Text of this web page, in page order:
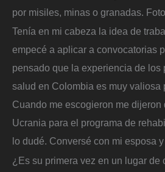
por misiles, minas o granadas.
Tenía en mi cabeza la idea de
empecé a aplicar a convocatorias
pensado que la experiencia de los
salud en Colombia es muy valiosa
Cuando me escogieron me dijeron
Ucrania para el programa de
lo dudé. Conversé con mi esposa
¿Es su primera vez en un lugar de